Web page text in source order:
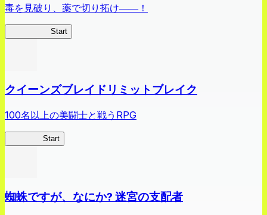
毒を見破り、薬で切り拓け――！
Start
クイーンズブレイドリミットブレイク
100名以上の美闘士と戦うRPG
Start
蜘蛛ですが、なにか? 迷宮の支配者